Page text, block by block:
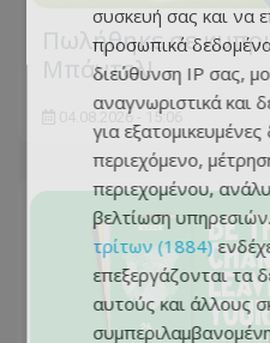
Πωλήθηκε σε
Μπάντελ!
04.08.2026 - 15:06
συσκευή σας και να
προσωπικά
διεύθυνση IP σας,
αναγνωριστικά και
για εξατομικευμένες
περιεχόμενο,
περιεχομένου,
βελτίωση
τρίτων (1884)
επεξεργάζονται τα
αυτούς και άλλους